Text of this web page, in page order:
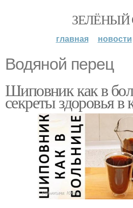
ЗЕЛЁНЫЙ
главная новости
Водяной перец
Шиповник как в
секреты здоровья